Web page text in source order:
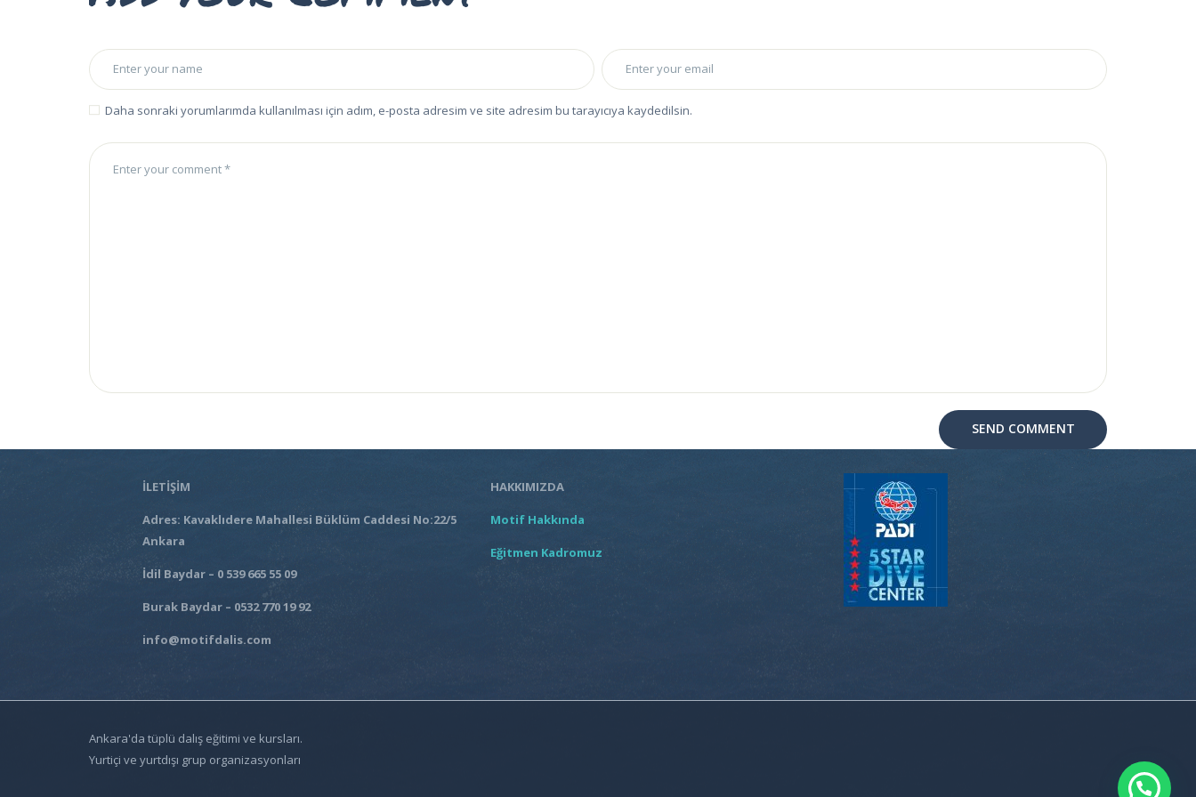
Daha sonraki yorumlarımda kullanılması için adım, e-posta adresim ve site adresim bu tarayıcıya kaydedilsin.
İLETİŞİM
Adres: Kavaklıdere Mahallesi Büklüm Caddesi No:22/5
Ankara
İdil Baydar – 0 539 665 55 09
Burak Baydar – 0532 770 19 92
info@motifdalis.com
HAKKIMIZDA
Motif Hakkında
Eğitmen Kadromuz
Ankara'da tüplü dalış eğitimi ve kursları.
Yurtiçi ve yurtdışı grup organizasyonları